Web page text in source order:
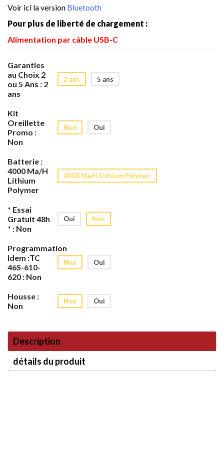
Voir ici la version Bluetooth
Pour plus de liberté de chargement :
Alimentation par câble USB-C
Garanties
au Choix 2
ou 5 Ans : 2
ans
2 ans 5 ans
Kit
Oreillette
Promo :
Non
Non Oui
Batterie :
4000 Ma/H
Lithium
Polymer
4000 Ma/H Lithium Polymer
* Essai
Gratuit 48h
* : Non
Oui Non
Programmation
Idem :TC
46S-610-
620 : Non
Non Oui
Housse :
Non
Non Oui
Description
détails du produit